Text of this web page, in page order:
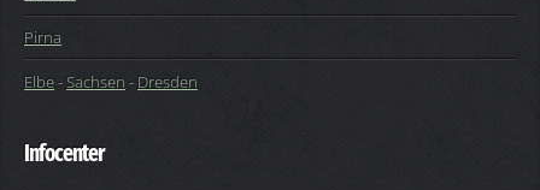
Pirna
Elbe-Sachsen - Dresden
Infocenter